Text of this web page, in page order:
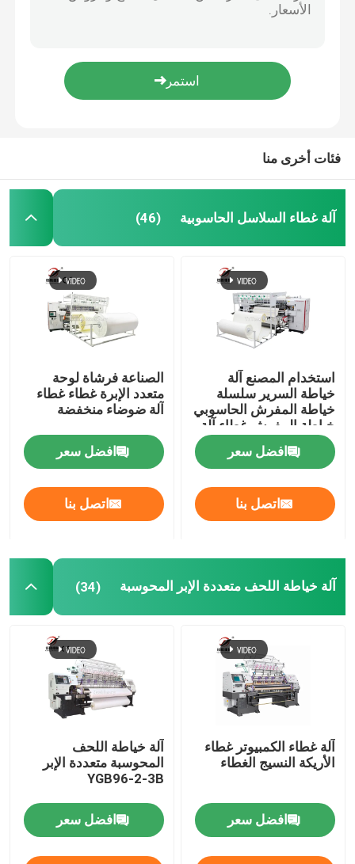
آلة خياطة اللحف الصناعية
آلة طلاء الكمبيوتر
آلة القطع المحوسبة
آلة تدوير الأقمشة
آلة صنع المراتب
أجزاء من آلة الغطاء
فئات أخرى منا
آلة غطاء السلاسل الحاسوبية (46)
استخدام المصنع آلة
خياطة السرير سلسلة
خياطة المفرش الحاسوبي
خياطة المفرش غطاء آلة
افضل سعر
اتصل بنا
الصناعة فرشاة لوحة
متعدد الإبرة غطاء غطاء
آلة ضوضاء منخفضة
افضل سعر
اتصل بنا
آلة خياطة اللحف متعددة الإبر المحوسبة (34)
آلة غطاء الكمبيوتر غطاء
الأريكة النسيج الغطاء
افضل سعر
آلة خياطة اللحف
المحوسبة متعددة الإبر
YGB96-2-3B
افضل سعر